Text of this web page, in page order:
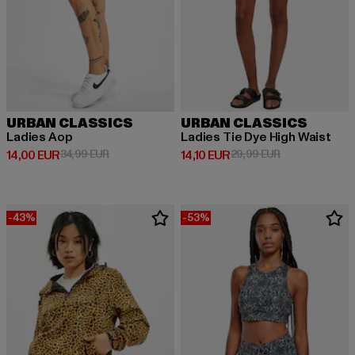
URBAN CLASSICS
Ladies Aop
14,00 EUR
Derzeitiger Preis: 14,00 EUR
34,99 EURAktionspreis: 34,99 EUR
URBAN CLASSICS
Ladies Tie Dye High Waist
14,10 EUR
Derzeitiger Preis: 14,10 EUR
29,99 EURAktionspreis:
-43% -53%